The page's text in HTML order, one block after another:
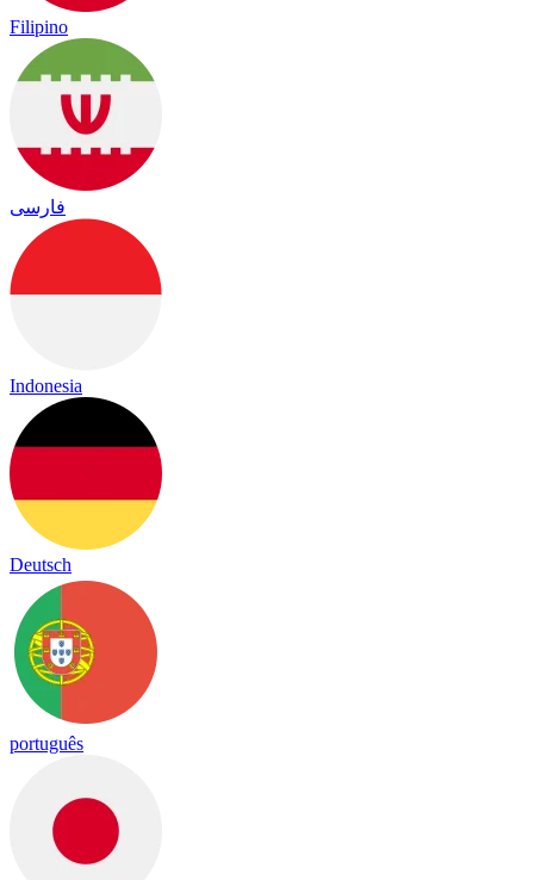
Filipino
فارسی
Indonesia
Deutsch
português